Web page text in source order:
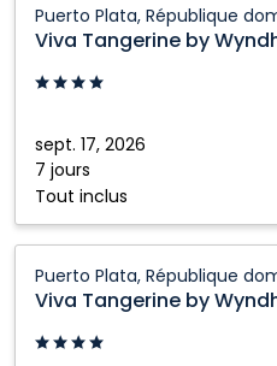
Puerto Plata, République
Viva Tangerine by
sept. 17, 2026
7 jours
Tout inclus
Tangerine
Wyndham:
Plata,
République
dominicaine
Puerto Plata, République
Viva Tangerine by
Tangerine
Wyndham: